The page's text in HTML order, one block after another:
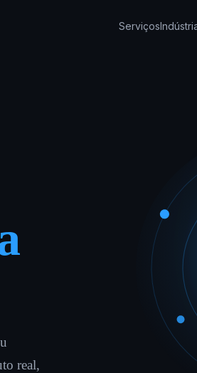
Serviços
real,